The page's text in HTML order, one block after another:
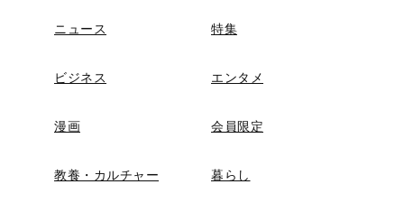
ニュース 特集
ビジネス エンタメ
漫画 会員限定
教養・カルチャー 暮らし